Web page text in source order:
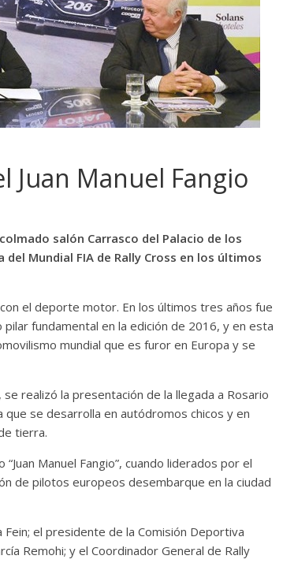
Manuel Fangio
salón Carrasco del Palacio de los
Mundial FIA de Rally Cross en los últimos
el deporte motor. En los últimos tres años fue
fundamental en la edición de 2016, y en esta
mundial que es furor en Europa y se
realizó la presentación de la llegada a Rosario
que se desarrolla en autódromos chicos y en
tierra.
Manuel Fangio”, cuando liderados por el
de pilotos europeos desembarque en la ciudad
el presidente de la Comisión Deportiva
Remohi; y el Coordinador General de Rally